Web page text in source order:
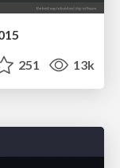
251 13k